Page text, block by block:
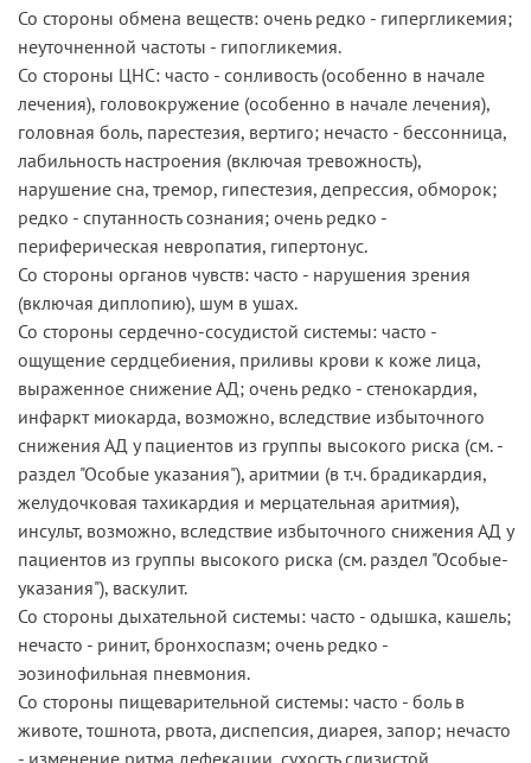
Со стороны обмена веществ: очень редко - гипергликемия;
неуточненной частоты - гипогликемия.
Со стороны ЦНС: часто - сонливость (особенно в начале
лечения), головокружение (особенно в начале лечения),
головная боль, парестезия, вертиго; нечасто - бессонница,
лабильность настроения (включая тревожность),
нарушение сна, тремор, гипестезия, депрессия, обморок;
редко - спутанность сознания; очень редко -
периферическая невропатия, гипертонус.
Со стороны органов чувств: часто - нарушения зрения
(включая диплопию), шум в ушах.
Со стороны сердечно-сосудистой системы: часто -
ощущение сердцебиения, приливы крови к коже лица,
выраженное снижение АД; очень редко - стенокардия,
инфаркт миокарда, возможно, вследствие избыточного
снижения АД у пациентов из группы высокого риска (см. ­
раздел­ "Особые­ указания"), аритмии (в т.ч. брадикардия,
желудочковая тахикардия и мерцательная аритмия),
инсульт, возможно, вследствие избыточного снижения АД у
пациентов из группы высокого риска (см.­ раздел­ "Особые­
указания"), васкулит.
Со стороны дыхательной системы: часто - одышка, кашель;
нечасто - ринит, бронхоспазм; очень редко -
эозинофильная пневмония.
Со стороны пищеварительной системы: часто - боль в
животе, тошнота, рвота, диспепсия, диарея, запор; нечасто
- изменение ритма дефекации, сухость слизистой